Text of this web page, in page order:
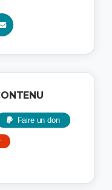
Faire un don